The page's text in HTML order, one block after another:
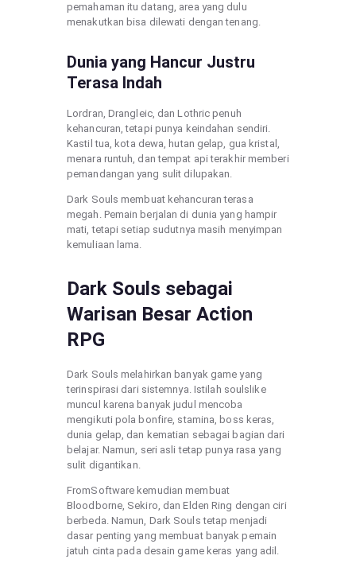
pemahaman itu datang, area yang dulu
menakutkan bisa dilewati dengan tenang.
Dunia yang Hancur Justru
Terasa Indah
Lordran, Drangleic, dan Lothric penuh
kehancuran, tetapi punya keindahan sendiri.
Kastil tua, kota dewa, hutan gelap, gua kristal,
menara runtuh, dan tempat api terakhir memberi
pemandangan yang sulit dilupakan.
Dark Souls membuat kehancuran terasa
megah. Pemain berjalan di dunia yang hampir
mati, tetapi setiap sudutnya masih menyimpan
kemuliaan lama.
Dark Souls sebagai
Warisan Besar Action
RPG
Dark Souls melahirkan banyak game yang
terinspirasi dari sistemnya. Istilah soulslike
muncul karena banyak judul mencoba
mengikuti pola bonfire, stamina, boss keras,
dunia gelap, dan kematian sebagai bagian dari
belajar. Namun, seri asli tetap punya rasa yang
sulit digantikan.
FromSoftware kemudian membuat
Bloodborne, Sekiro, dan Elden Ring dengan ciri
berbeda. Namun, Dark Souls tetap menjadi
dasar penting yang membuat banyak pemain
jatuh cinta pada desain game keras yang adil.